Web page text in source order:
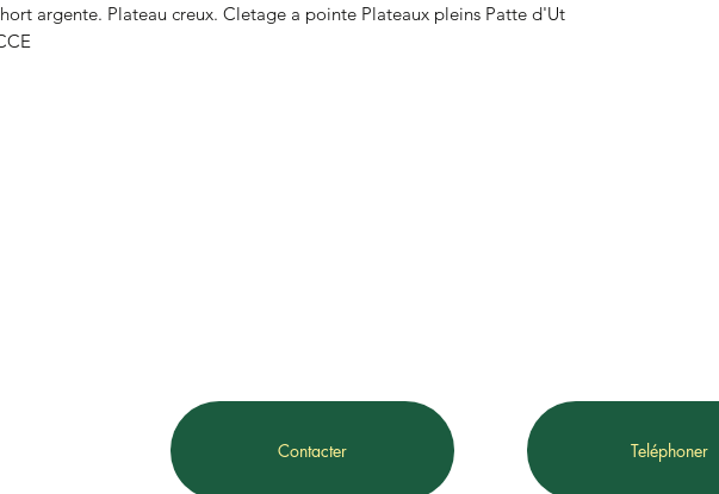
argente. Plateau creux. Cletage a pointe Plateaux pleins Patte d'Ut
Contacter Teléphoner